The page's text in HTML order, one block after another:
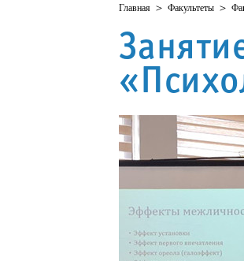
Главная > Факультеты >